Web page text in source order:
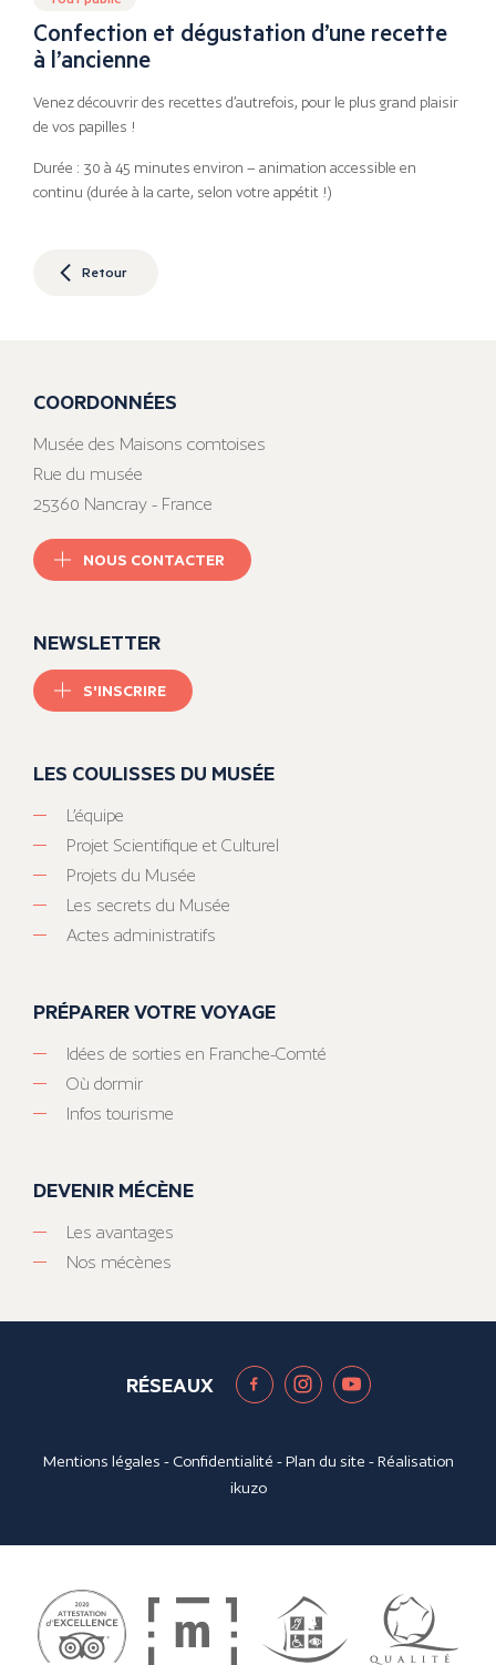
Confection et dégustation d’une recette
à l’ancienne
Venez découvrir des recettes d’autrefois, pour le plus grand plaisir
de vos papilles !
Durée : 30 à 45 minutes environ – animation accessible en
continu (durée à la carte, selon votre appétit !)
Retour
COORDONNÉES
Musée des Maisons comtoises
Rue du musée
25360 Nancray - France
NOUS CONTACTER
NEWSLETTER
S'INSCRIRE
LES COULISSES DU MUSÉE
L’équipe
Projet Scientifique et Culturel
Projets du Musée
Les secrets du Musée
Actes administratifs
PRÉPARER VOTRE VOYAGE
Idées de sorties en Franche-Comté
Où dormir
Infos tourisme
DEVENIR MÉCÈNE
Les avantages
Nos mécènes
RÉSEAUX
Mentions légales - Confidentialité -Plan du site - Réalisation
ikuzo